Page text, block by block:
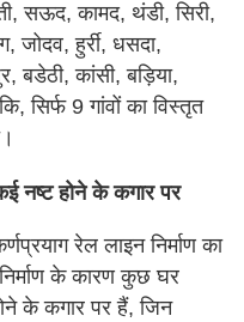
सऊद, कामद, थंडी, सिरी,
जोदव, हुर्री, धसदा,
बडेठी, कांसी, बड़िया,
सिर्फ 9 गांवों का विस्तृत
नष्ट होने के कगार पर
रेल लाइन निर्माण का
के कारण कुछ घर
के कगार पर हैं, जिन